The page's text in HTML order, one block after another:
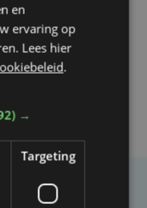
wint voor
en
ervaring op
Lees hier
.
→
Targeting